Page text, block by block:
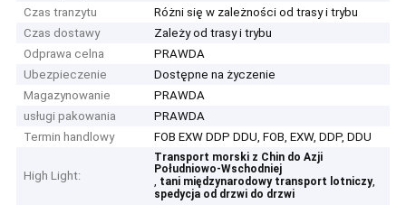
Czas tranzytu
Różni się w zależności od trasy i trybu
Czas dostawy
Zależy od trasy i trybu
Odprawa celna
PRAWDA
Ubezpieczenie
Dostępne na życzenie
Magazynowanie
PRAWDA
usługi pakowania
PRAWDA
Termin handlowy
FOB EXW DDP DDU, FOB, EXW, DDP, DDU
High Light:
Transport morski z Chin do Azji
Południowo-Wschodniej
, tani międzynarodowy transport lotniczy,
spedycja od drzwi do drzwi